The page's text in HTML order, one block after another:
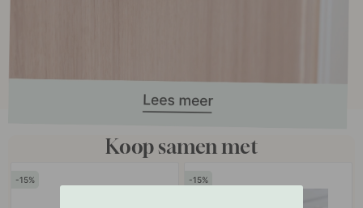
Koop samen met
15 15